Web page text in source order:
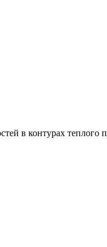
в контурах